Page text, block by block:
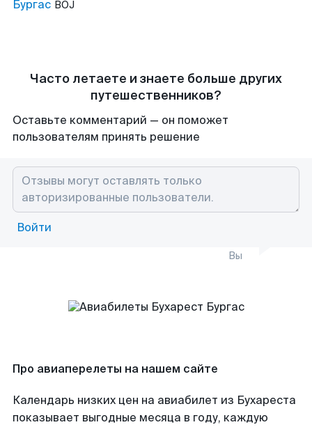
Бургас BOJ
Часто летаете и знаете больше других
путешественников?
Оставьте комментарий — он поможет
пользователям принять решение
Войти
Вы
Про авиаперелеты на нашем сайте
Календарь низких цен на авиабилет из Бухареста
показывает выгодные месяца в году, каждую